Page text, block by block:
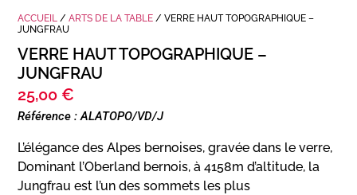
ACCUEIL /ARTS DE LA TABLE / VERRE HAUT TOPOGRAPHIQUE –
JUNGFRAU
VERRE HAUT TOPOGRAPHIQUE –
JUNGFRAU
25,00 €
Référence : ALATOPO/VD/J
L’élégance des Alpes bernoises, gravée dans le verre,
Dominant l’Oberland bernois, à 4158m d’altitude, la
Jungfrau est l’un des sommets les plus